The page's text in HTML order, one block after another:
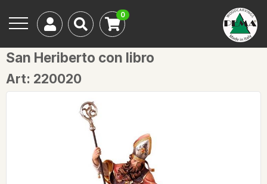
0
San Heriberto con libro
Art: 220020